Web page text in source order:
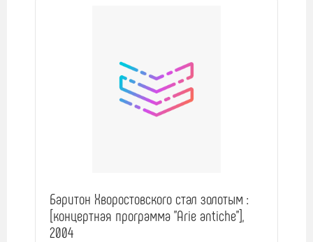
Баритон Хворостовского стал золотым :
[концертная программа "Arie antiche"],
2004